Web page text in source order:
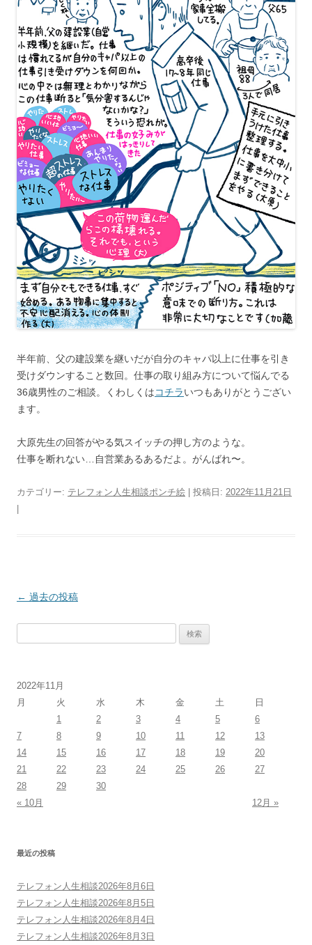
半年前、父の建設業を継いだが自分のキャパ以上に仕事を引き
受けダウンすること数回。仕事の取り組み方について悩んでる
36歳男性のご相談。くわしくはコチラいつもありがとうござい
ます。
大原先生の回答がやる気スイッチの押し方のような。
仕事を断れない…自営業あるあるだよ。がんばれ〜。
カテゴリー: テレフォン人生相談ポンチ絵 | 投稿日: 2022年11月21日
|
投
ョ
ン
← 過去の投稿
索:
2022年11月
月
火 水 木 金 土
日
1
2 3 4 5
6
7
8 9 10 11 12
13
14
15 16 17 18 19
20
21
22 23 24 25 26
27
28
29
30
« 10月
12月 »
最近の投稿
テレフォン人生相談2026年8月6日
テレフォン人生相談2026年8月5日
テレフォン人生相談2026年8月4日
テレフォン人生相談2026年8月3日